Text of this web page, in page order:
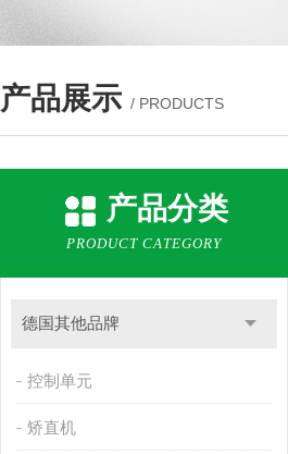
产品展示 / PRODUCTS
产品分类
PRODUCT CATEGORY
德国其他品牌
控制单元
矫直机